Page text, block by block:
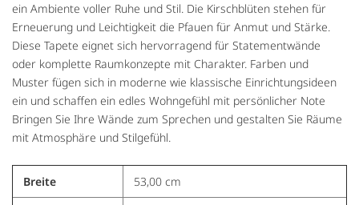
ein Ambiente voller Ruhe und Stil. Die Kirschblüten stehen für
Erneuerung und Leichtigkeit die Pfauen für Anmut und Stärke.
Diese Tapete eignet sich hervorragend für Statementwände
oder komplette Raumkonzepte mit Charakter. Farben und
Muster fügen sich in moderne wie klassische Einrichtungsideen
ein und schaffen ein edles Wohngefühl mit persönlicher Note
Bringen Sie Ihre Wände zum Sprechen und gestalten Sie Räume
mit Atmosphäre und Stilgefühl.
Breite 53,00 cm